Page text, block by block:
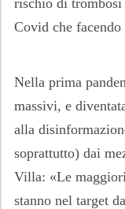
rischio di trombosi
Covid che
Nella prima
massivi, e
alla
soprattutto) dai
Villa: «Le
stanno nel target